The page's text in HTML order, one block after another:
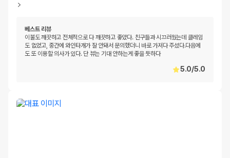
베스트 리뷰
이불도 깨끗하고 전체적으로 다 깨끗하고 좋았다. 친구들과 시끄러웠는데 클레임
도 없었고, 중간에 와인타개가 잘 안돼서 문의했더니 바로 가져다 주셨다.다음에
도 또 이용할 의사가 있다. 단 뷰는 기대 안하는게 좋을 듯하다
5.0/5.0